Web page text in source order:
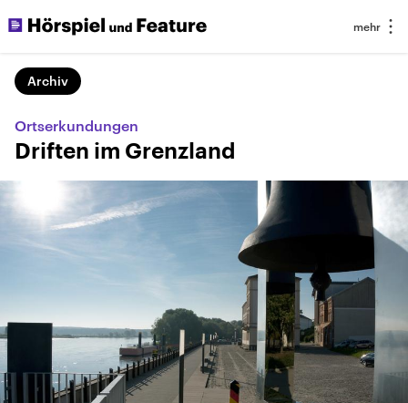
Archiv
Ortserkundungen
Driften im Grenzland